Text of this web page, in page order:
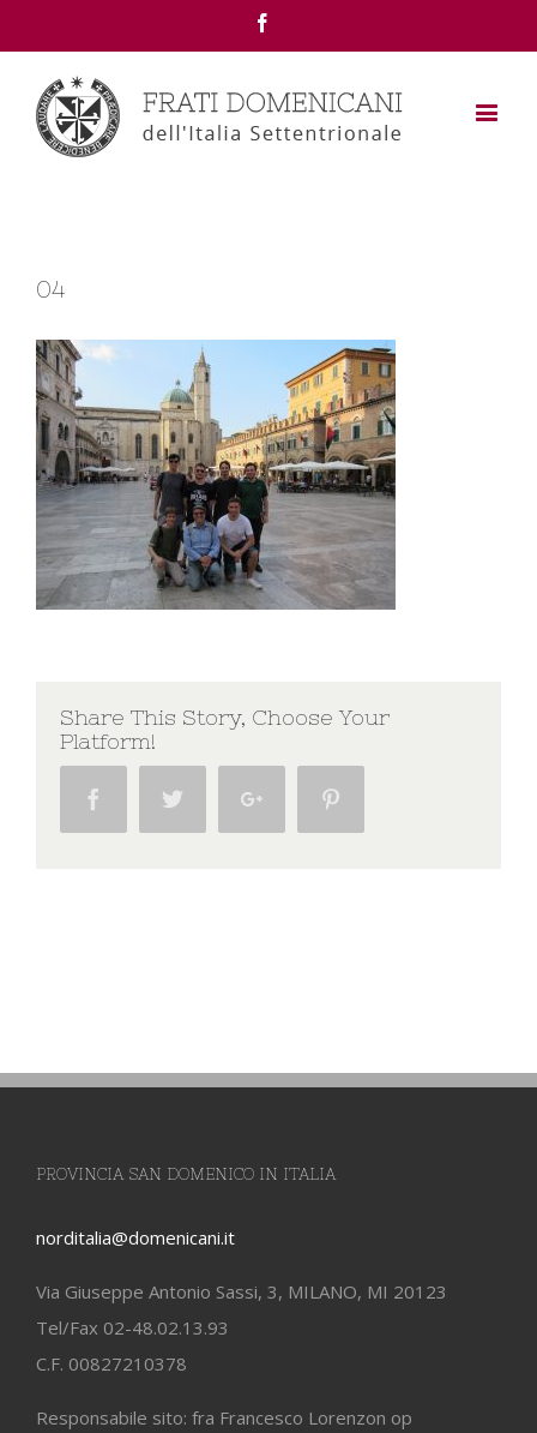
04
Share This Story, Choose Your
Platform!
Facebook Twitter Google+
PROVINCIA SAN DOMENICO IN ITALIA
norditalia@domenicani.it
Via Giuseppe Antonio Sassi, 3, MILANO, MI 20123
Tel/Fax 02-48.02.13.93
C.F. 00827210378
Responsabile sito: fra Francesco Lorenzon op